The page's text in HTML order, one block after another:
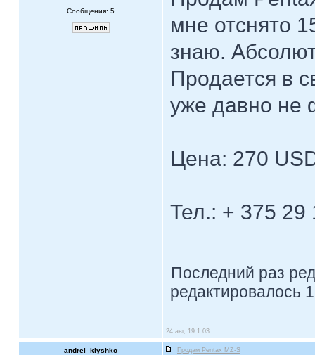
Сообщения: 5
мне отснято
знаю.
Продается в
уже давно не
Цена: 270
Тел.: + 375 29
Последний раз
редактировалось
24 авг, 19 1:03
andrei_klyshko Продам Pentax MZ-S